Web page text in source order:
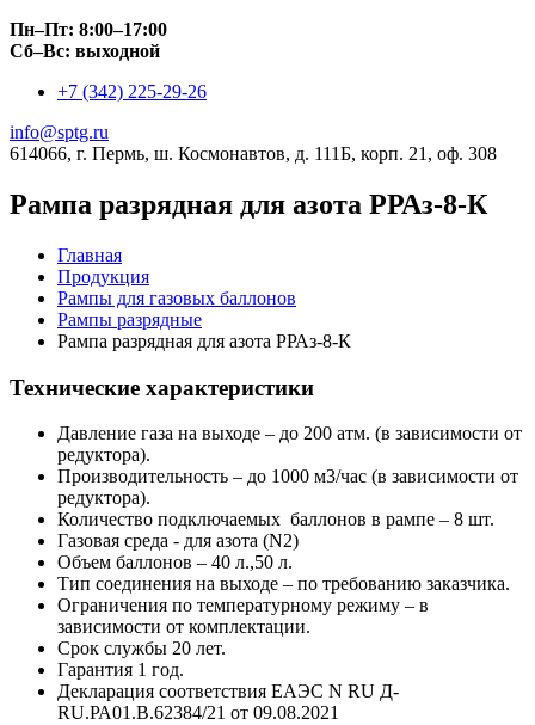
Пн–Пт: 8:00–17:00
Сб–Вс: выходной
+7 (342) 225-29-26
info@sptg.ru
614066, г. Пермь, ш. Космонавтов, д. 111Б, корп. 21, оф. 308
Рампа разрядная для азота РРАз-8-К
Главная
Продукция
Рампы для газовых баллонов
Рампы разрядные
Рампа разрядная для азота РРАз-8-К
Технические характеристики
Давление газа на выходе – до 200 атм. (в зависимости от
редуктора).
Производительность – до 1000 м3/час (в зависимости от
редуктора).
Количество подключаемых баллонов в рампе – 8 шт.
Газовая среда - для азота (N2)
Объем баллонов – 40 л.,50 л.
Тип соединения на выходе – по требованию заказчика.
Ограничения по температурному режиму – в
зависимости от комплектации.
Срок службы 20 лет.
Гарантия 1 год.
Декларация соответствия ЕАЭС N RU Д-
RU.РА01.В.62384/21 от 09.08.2021